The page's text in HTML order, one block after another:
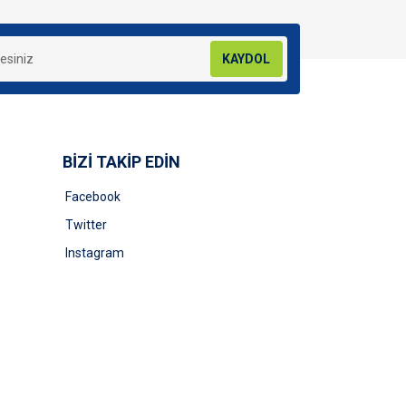
KAYDOL
BİZİ TAKİP EDİN
Facebook
Twitter
Instagram